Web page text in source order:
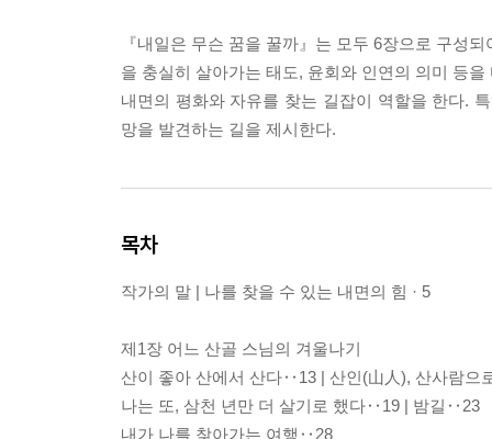
『내일은 무슨 꿈을 꿀까』는 모두 6장으로 구성
을 충실히 살아가는 태도, 윤회와 인연의 의미 등
내면의 평화와 자유를 찾는 길잡이 역할을 한다.
망을 발견하는 길을 제시한다.
목차
작가의 말 | 나를 찾을 수 있는 내면의 힘 · 5
제1장 어느 산골 스님의 겨울나기
산이 좋아 산에서 산다‥13 | 산인(山人), 산사람으
나는 또, 삼천 년만 더 살기로 했다‥19 | 밤길‥23
내가 나를 찾아가는 여행‥28